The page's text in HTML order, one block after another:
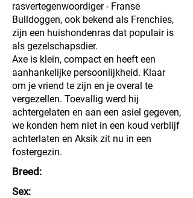
rasvertegenwoordiger - Franse
Bulldoggen, ook bekend als Frenchies,
zijn een huishondenras dat populair is
als gezelschapsdier.
Axe is klein, compact en heeft een
aanhankelijke persoonlijkheid. Klaar
om je vriend te zijn en je overal te
vergezellen. Toevallig werd hij
achtergelaten en aan een asiel gegeven,
we konden hem niet in een koud verblijf
achterlaten en Aksik zit nu in een
fostergezin.
Breed:
Sex: